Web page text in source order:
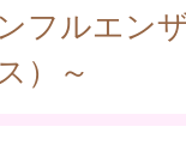
フルエン
）～